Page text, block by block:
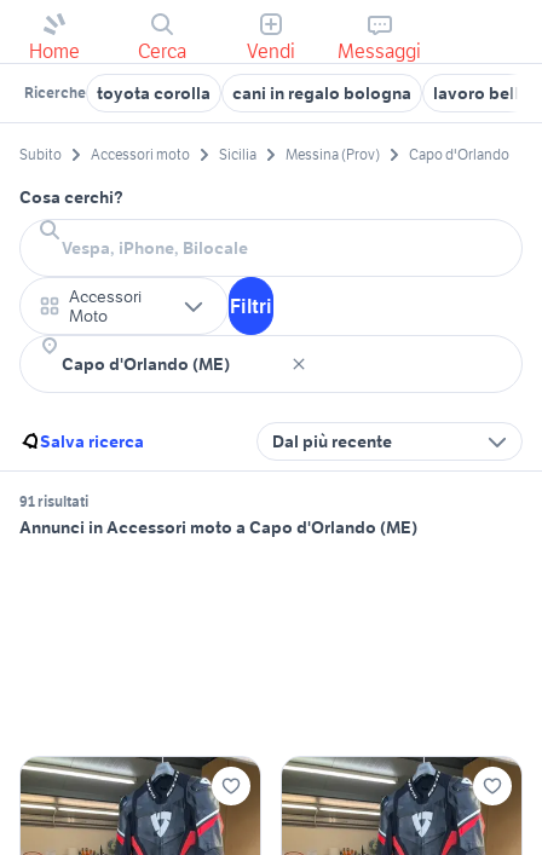
Home Cerca Vendi Messaggi
Ricerche toyota corolla cani in regalo bologna lavoro
Subito Accessori moto Sicilia Messina (Prov) Capo d'Orlando
Cosa cerchi?
Accessori
Moto
Filtri
Salva ricerca Dal più recente
91 risultati
Annunci in Accessori moto a Capo d'Orlando (ME)